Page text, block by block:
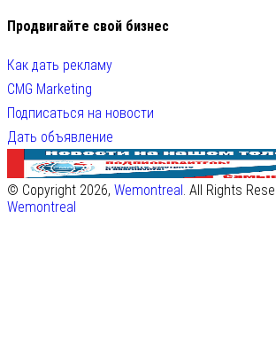
Продвигайте свой бизнес
Как дать рекламу
CMG Marketing
Подписаться на новости
Дать объявление
© Copyright 2026, Wemontreal. All Rights
Wemontreal